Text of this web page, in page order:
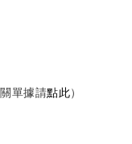
單據請點此）